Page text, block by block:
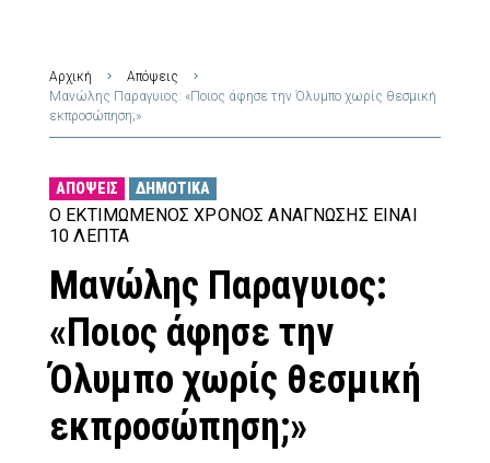
Αρχική
Απόψεις
Μανώλης Παραγυιος: «Ποιος άφησε την Όλυμπο χωρίς θεσμική
εκπροσώπηση;»
ΑΠΌΨΕΙΣ ΔΗΜΟΤΙΚΆ
Ο ΕΚΤΙΜΏΜΕΝΟΣ ΧΡΌΝΟΣ ΑΝΆΓΝΩΣΗΣ ΕΊΝΑΙ
10 ΛΕΠΤΆ
Μανώλης Παραγυιος:
«Ποιος άφησε την
Όλυμπο χωρίς θεσμική
εκπροσώπηση;»